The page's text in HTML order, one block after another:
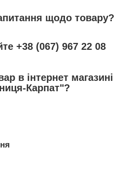
щодо товару?
+38 (067) 967 22 08
в інтернет магазині
Карпат"?